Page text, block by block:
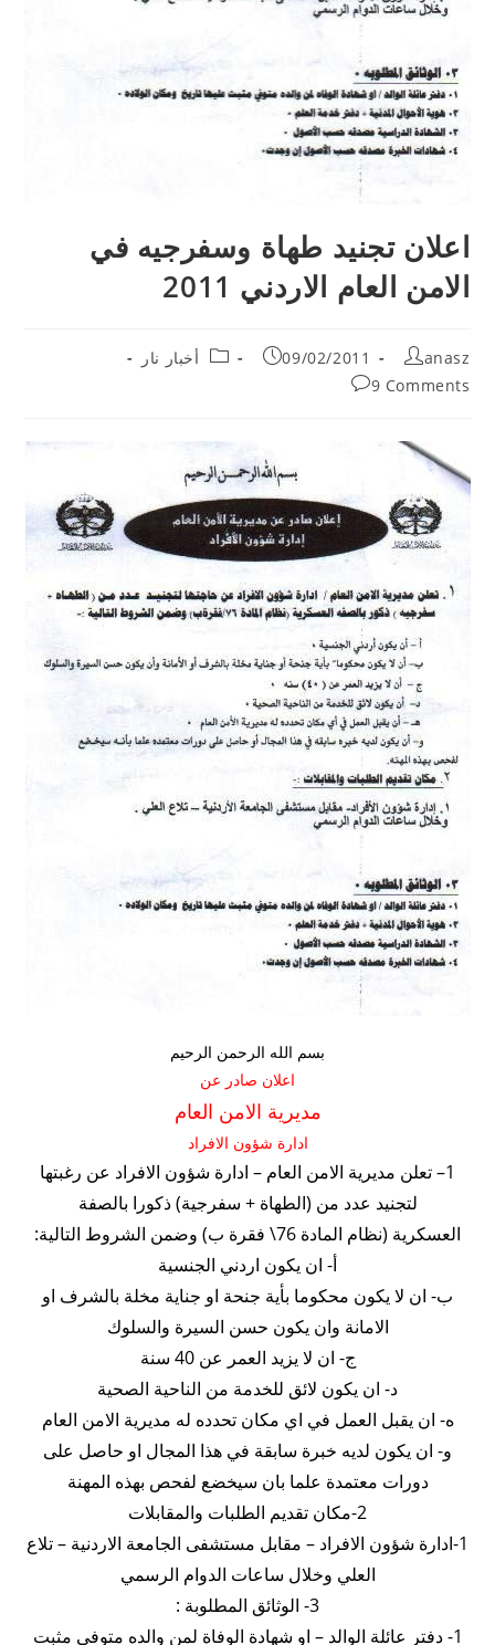
اعلان تجنيد طهاة وسفرجيه في
الامن العام الاردني 2011
Post
author:
anasz
Post
published:
09/02/2011
Postأخبار نار
Post
9 Comments
بسم الله الرحمن الرحيم
اعلان صادر عن
مديرية الامن العام
ادارة شؤون الافراد
1– تعلن مديرية الامن العام – ادارة شؤون الافراد عن رغبتها
لتجنيد عدد من (الطهاة + سفرجية) ذكورا بالصفة
العسكرية (نظام المادة 76\ فقرة ب) وضمن الشروط التالية:
أ- ان يكون اردني الجنسية
ب- ان لا يكون محكوما بأية جنحة او جناية مخلة بالشرف او
الامانة وان يكون حسن السيرة والسلوك
ج- ان لا يزيد العمر عن 40 سنة
د- ان يكون لائق للخدمة من الناحية الصحية
ه- ان يقبل العمل في اي مكان تحدده له مديرية الامن العام
و- ان يكون لديه خبرة سابقة في هذا المجال او حاصل على
دورات معتمدة علما بان سيخضع لفحص بهذه المهنة
2-مكان تقديم الطلبات والمقابلات
1-ادارة شؤون الافراد – مقابل مستشفى الجامعة الاردنية – تلاع
العلي وخلال ساعات الدوام الرسمي
3- الوثائق المطلوبة :
1- دفتر عائلة الوالد – او شهادة الوفاة لمن والده متوفي مثبت